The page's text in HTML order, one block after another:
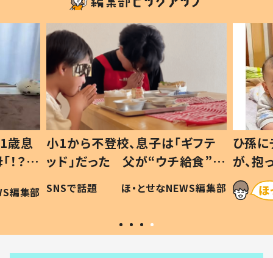
歳息
？」
編集部
小1から不登校、息子は「ギフテ
ッド」だった 父が“ウチ給食”を
作り続ける理由とは #令和の親
#令和の子
SNSで話題 ほ・とせなNEWS編集部
ひ孫
が、
「涙が
い」